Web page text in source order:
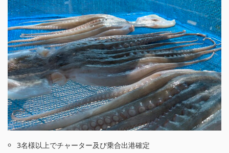
3名様以上でチャーター及び乗合出港確定